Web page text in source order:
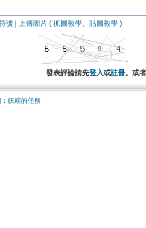
號 上傳圖片 ( 抓圖教學、 貼圖教學 )
發表評論請先登入或註冊。或
：妖精的任務